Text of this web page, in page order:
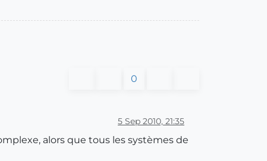
0
5 Sep 2010, 21:35
alors que tous les systèmes de